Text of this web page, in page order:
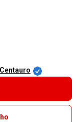
Centauro